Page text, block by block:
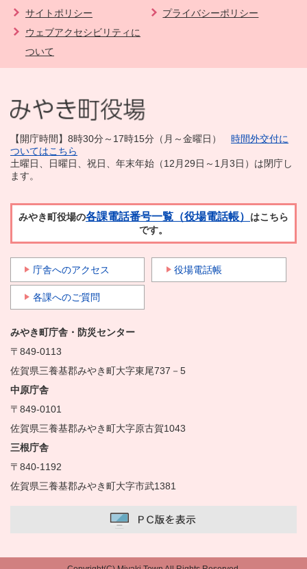
サイトポリシー
プライバシーポリシー
ウェブアクセシビリティに
ついて
【開庁時間】8時30分～17時15分（月～金曜日） 時間外交付に
ついてはこちら
土曜日、日曜日、祝日、年末年始（12月29日～1月3日）は閉庁し
ます。
みやき町役場の各課電話番号一覧（役場電話帳） はこちら
です。
庁舎へのアクセス 役場電話帳
各課へのご質問
みやき町庁舎・防災センター
〒849-0113
佐賀県三養基郡みやき町大字東尾737－5
中原庁舎
〒849-0101
佐賀県三養基郡みやき町大字原古賀1043
三根庁舎
〒840-1192
佐賀県三養基郡みやき町大字市武1381